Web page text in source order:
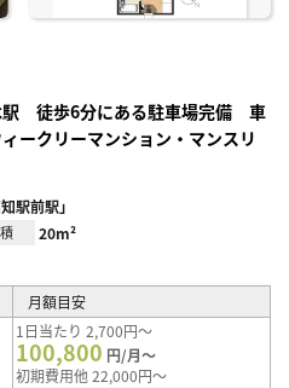
駅 徒歩6分にある駐車場完備 車
ークリーマンション・マンスリ
駅前駅」
20m²
月額目安
1日当たり 2,700円～
100,800 円/月～
初期費用他 22,000円～